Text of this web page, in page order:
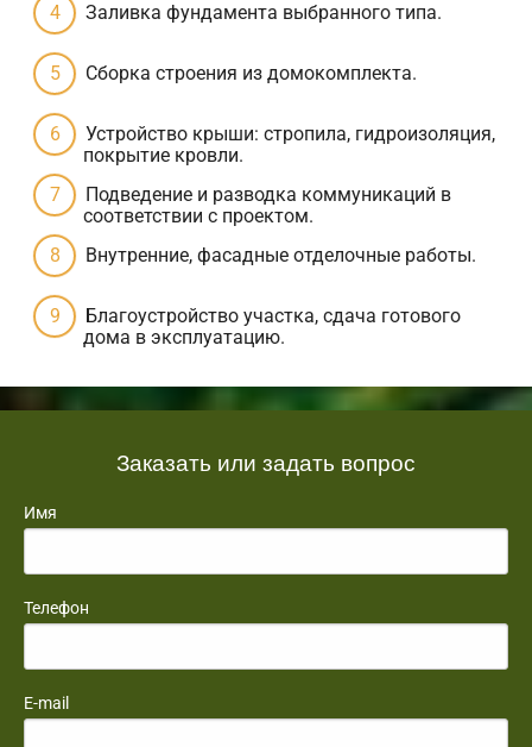
Заливка фундамента выбранного типа.
Сборка строения из домокомплекта.
Устройство крыши: стропила, гидроизоляция,
покрытие кровли.
Подведение и разводка коммуникаций в
соответствии с проектом.
Внутренние, фасадные отделочные работы.
Благоустройство участка, сдача готового
дома в эксплуатацию.
Заказать или задать вопрос
Имя
Телефон
E-mail